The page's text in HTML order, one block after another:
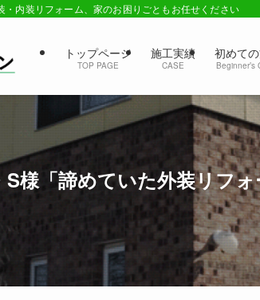
内装リフォーム、家のお困りごともお任せください
トップページ
TOP PAGE
施工実績
CASE
初めて
Beginner’s
S様「諦めていた外装リフ